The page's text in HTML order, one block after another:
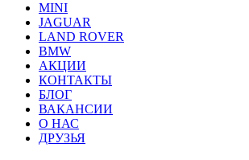
MINI
JAGUAR
LAND ROVER
BMW
АКЦИИ
КОНТАКТЫ
БЛОГ
ВАКАНСИИ
О НАС
ДРУЗЬЯ